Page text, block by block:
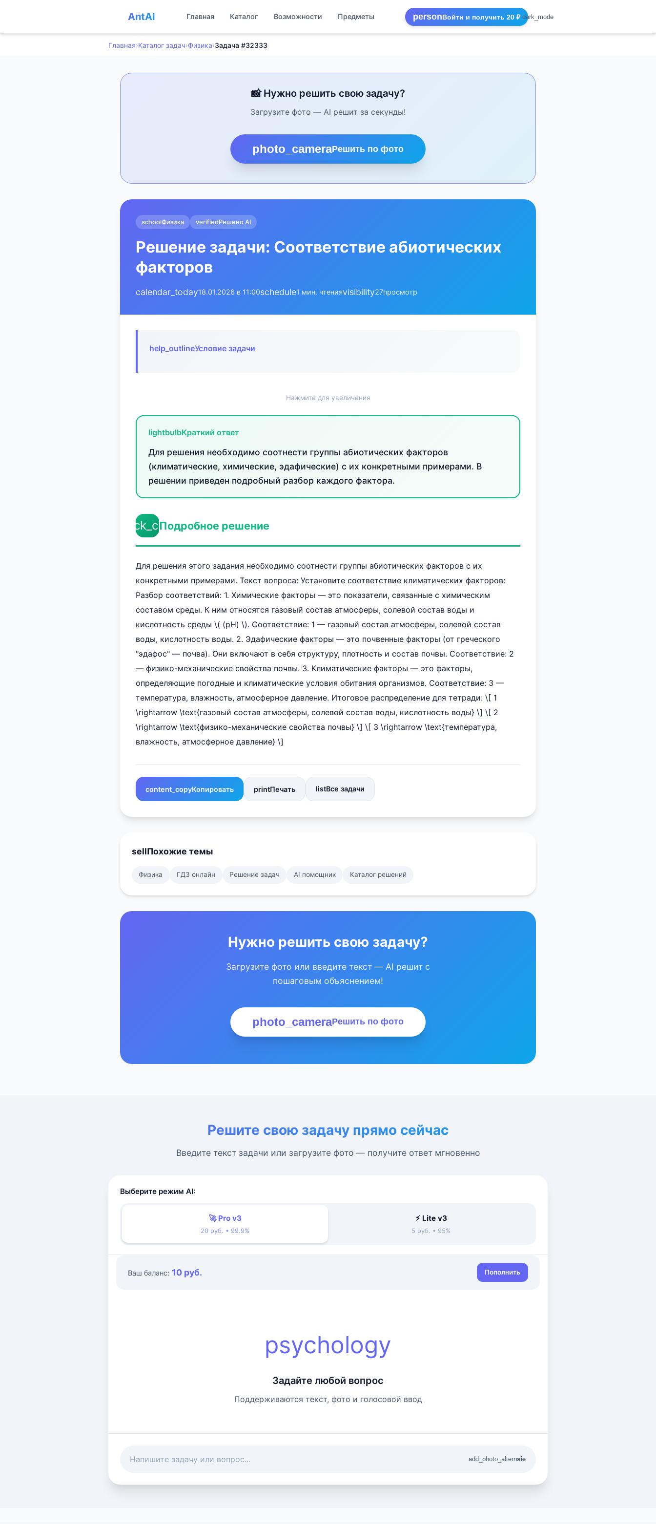
AntAI Главная Каталог Возможности Предметы personВойти и получить 20 ₽ dark_mode
Главная›Каталог задач›Физика›Задача #32333
📸 Нужно решить свою задачу?
Загрузите фото — AI решит за секунды!
photo_cameraРешить по фото
schoolФизика verifiedРешено AI
Решение задачи: Соответствие абиотических
факторов
calendar_today18.01.2026 в 11:00schedule1 мин. чтенияvisibility27просмотр
help_outlineУсловие задачи
Нажмите для увеличения
lightbulbКраткий ответ
Для решения необходимо соотнести группы абиотических факторов
(климатические, химические, эдафические) с их конкретными примерами. В
решении приведен подробный разбор каждого фактора.
check_circleПодробное решение
Для решения этого задания необходимо соотнести группы абиотических факторов с их
конкретными примерами. Текст вопроса: Установите соответствие климатических факторов:
Разбор соответствий: 1. Химические факторы — это показатели, связанные с химическим
составом среды. К ним относятся газовый состав атмосферы, солевой состав воды и
кислотность среды \( (pH) \). Соответствие: 1 — газовый состав атмосферы, солевой состав
воды, кислотность воды. 2. Эдафические факторы — это почвенные факторы (от греческого
"эдафос" — почва). Они включают в себя структуру, плотность и состав почвы. Соответствие: 2
— физико-механические свойства почвы. 3. Климатические факторы — это факторы,
определяющие погодные и климатические условия обитания организмов. Соответствие: 3 —
температура, влажность, атмосферное давление. Итоговое распределение для тетради: \[ 1
\rightarrow \text{газовый состав атмосферы, солевой состав воды, кислотность воды} \] \[ 2
\rightarrow \text{физико-механические свойства почвы} \] \[ 3 \rightarrow \text{температура,
влажность, атмосферное давление} \]
content_copyКопировать printПечать listВсе задачи
sellПохожие темы
Физика ГДЗ онлайн Решение задач AI помощник Каталог решений
Нужно решить свою задачу?
Загрузите фото или введите текст — AI решит с
пошаговым объяснением!
photo_cameraРешить по фото
Решите свою задачу прямо сейчас
Введите текст задачи или загрузите фото — получите ответ мгновенно
Выберите режим AI:
🚀 Pro v3
20 руб. • 99.9%
⚡ Lite v3
5 руб. • 95%
Ваш баланс: 10 руб. Пополнить
psychology
Задайте любой вопрос
Поддерживаются текст, фото и голосовой ввод
add_photo_alternate
mic